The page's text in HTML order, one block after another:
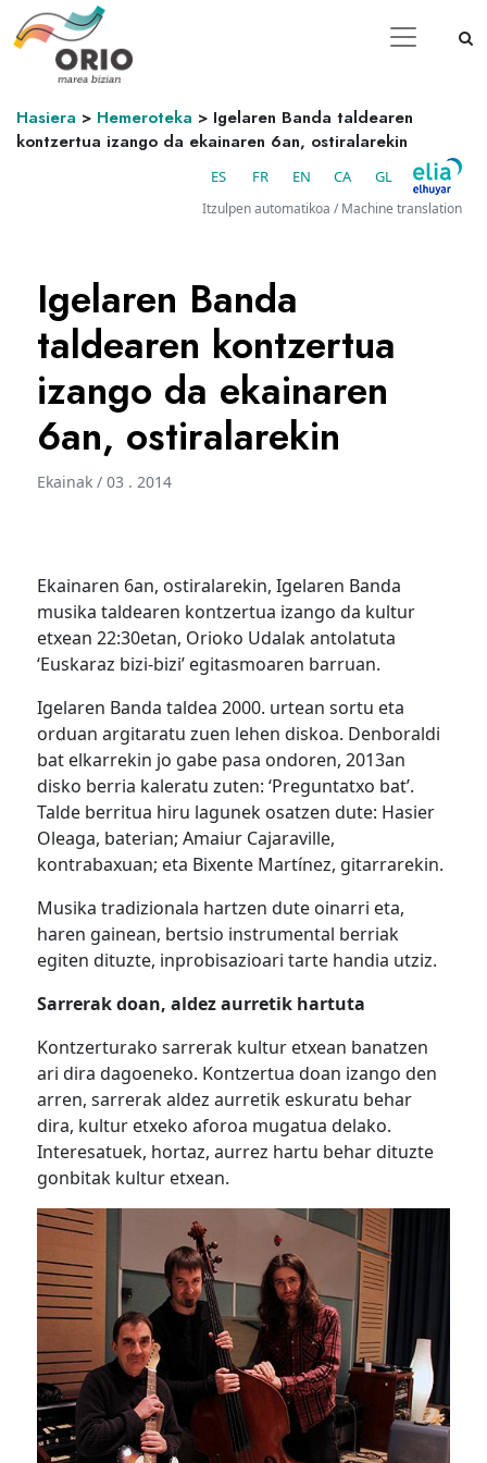
Hasiera > Hemeroteka > Igelaren Banda taldearen
kontzertua izango da ekainaren 6an, ostiralarekin
ES FR EN CA GL
Itzulpen automatikoa / Machine translation
Igelaren Banda
taldearen kontzertua
izango da ekainaren
6an, ostiralarekin
Ekainak / 03 . 2014
Ekainaren 6an, ostiralarekin, Igelaren Banda
musika taldearen kontzertua izango da kultur
etxean 22:30etan, Orioko Udalak antolatuta
‘Euskaraz bizi-bizi’ egitasmoaren barruan.
Igelaren Banda taldea 2000. urtean sortu eta
orduan argitaratu zuen lehen diskoa. Denboraldi
bat elkarrekin jo gabe pasa ondoren, 2013an
disko berria kaleratu zuten: ‘Preguntatxo bat’.
Talde berritua hiru lagunek osatzen dute: Hasier
Oleaga, baterian; Amaiur Cajaraville,
kontrabaxuan; eta Bixente Martínez, gitarrarekin.
Musika tradizionala hartzen dute oinarri eta,
haren gainean, bertsio instrumental berriak
egiten dituzte, inprobisazioari tarte handia utziz.
Sarrerak doan, aldez aurretik hartuta
Kontzerturako sarrerak kultur etxean banatzen
ari dira dagoeneko. Kontzertua doan izango den
arren, sarrerak aldez aurretik eskuratu behar
dira, kultur etxeko aforoa mugatua delako.
Interesatuek, hortaz, aurrez hartu behar dituzte
gonbitak kultur etxean.